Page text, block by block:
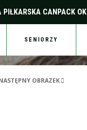
PIŁKARSKA CANPACK
SENIORZY
OBRAZEK